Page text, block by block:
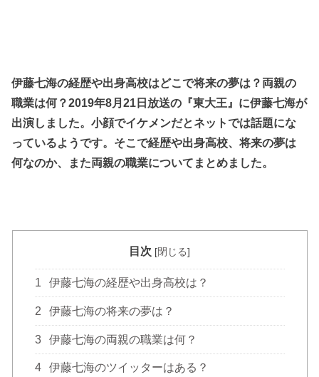
伊藤七海の経歴や出身高校はどこで将来の夢は？両親の
職業は何？2019年8月21日放送の『東大王』に伊藤七海が
出演しました。小顔でイケメンだとネットでは話題にな
っているようです。そこで経歴や出身高校、将来の夢は
何なのか、また両親の職業についてまとめました。
目次 [閉じる]
1 伊藤七海の経歴や出身高校は？
2 伊藤七海の将来の夢は？
3 伊藤七海の両親の職業は何？
4 伊藤七海のツイッターはある？